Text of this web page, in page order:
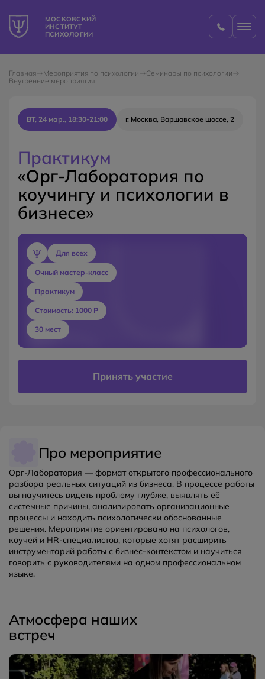
МОСКОВСКИЙ
ИНСТИТУТ
ПСИХОЛОГИИ
Главная Мероприятия по психологии
Семинары по психологии
Внутренние мероприятия
ВТ, 24 мар., 18:30-21:00 г. Москва, Варшавское шоссе, 2
Практикум
«Орг-Лаборатория по
коучингу и психологии в
бизнесе»
Для всех
Очный мастер-класс
Практикум
Стоимость: 1000 Р
30 мест
Принять участие
Про мероприятие
Орг-Лаборатория — формат открытого профессионального
разбора реальных ситуаций из бизнеса. В процессе работы
вы научитесь видеть проблему глубже, выявлять её
системные причины, анализировать организационные
процессы и находить психологически обоснованные
решения. Мероприятие ориентировано на психологов,
коучей и HR-специалистов, которые хотят расширить
инструментарий работы с бизнес-контекстом и научиться
говорить с руководителями на одном профессиональном
языке.
Атмосфера наших
встреч